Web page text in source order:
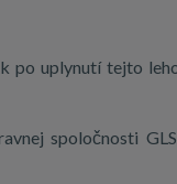
po uplynutí tejto
spoločnosti